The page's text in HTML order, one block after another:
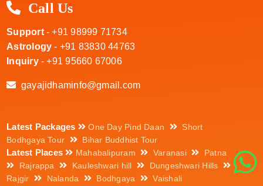
Call Us
Support- +91 98999 71734
Astrology - +91 83830 44763
Inquiry- +91 95660 67006
gayajidhaminfo@gmail.com
Latest Packages One Day Pind Daan
Short
Bodhgaya Tour
Bihar Buddhist Tour
Latest Places Mahabalipuram Varanasi
Patna
Rajrappa
Kauleshwari hill
Dungeshwari Hills
Rajgir
Nalanda Bodhgaya Vaishali